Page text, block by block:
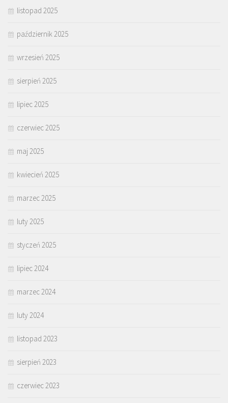
listopad 2025
październik 2025
wrzesień 2025
sierpień 2025
lipiec 2025
czerwiec 2025
maj 2025
kwiecień 2025
marzec 2025
luty 2025
styczeń 2025
lipiec 2024
marzec 2024
luty 2024
listopad 2023
sierpień 2023
czerwiec 2023